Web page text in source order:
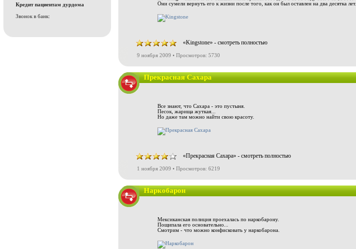
Кредит пациентам дурдома
Звонок в банк:
Они сумели вернуть его к жизни после того, как он был оставлен на два десятка лет.
«Kingstone» - смотреть полностью
9 ноября 2009 • Просмотров: 5730
Прекрасная Сахара
Все знают, что Сахара - это пустыня.
Песок, жарища жуткая...
Но даже там можно найти свою красоту.
«Прекрасная Сахара» - смотреть полностью
1 ноября 2009 • Просмотров: 6219
Наркобарон
Мексиканская полиция проехалась по наркобарону.
Пощипала его основательно...
Смотрим - что можно конфисковать у наркобарона.